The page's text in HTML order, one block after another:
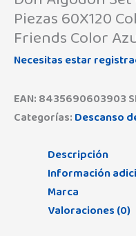
Piezas 60X120
Friends Color
Necesitas estar
EAN:8435690603903
Categorías:Descanso
Descripción
Información
Marca
Valoraciones (0)